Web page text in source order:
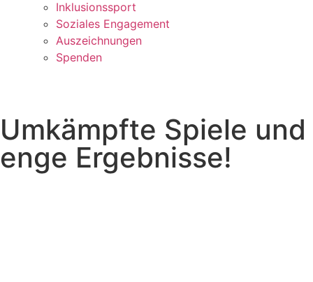
Inklusionssport
Soziales Engagement
Auszeichnungen
Spenden
Umkämpfte Spiele und
enge Ergebnisse!